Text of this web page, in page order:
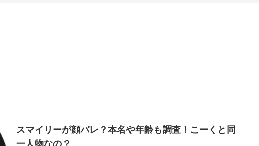
スマイリーが顔バレ？本名や年齢も調査！こーくと同